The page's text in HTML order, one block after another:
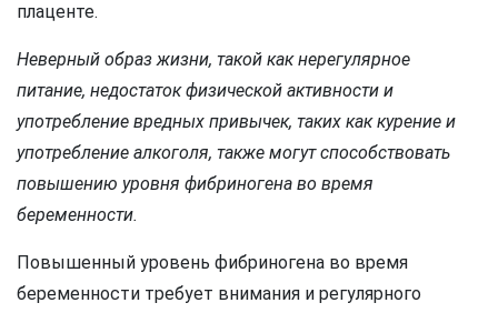
плаценте.
Неверный образ жизни, такой как нерегулярное
питание, недостаток физической активности и
употребление вредных привычек, таких как курение и
употребление алкоголя, также могут способствовать
повышению уровня фибриногена во время
беременности.
Повышенный уровень фибриногена во время
беременности требует внимания и регулярного